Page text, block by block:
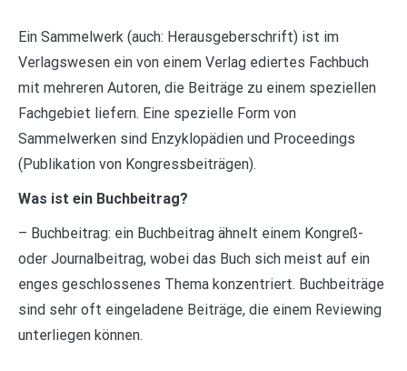
Ein Sammelwerk (auch: Herausgeberschrift) ist im
Verlagswesen ein von einem Verlag ediertes Fachbuch
mit mehreren Autoren, die Beiträge zu einem speziellen
Fachgebiet liefern. Eine spezielle Form von
Sammelwerken sind Enzyklopädien und Proceedings
(Publikation von Kongressbeiträgen).
Was ist ein Buchbeitrag?
– Buchbeitrag: ein Buchbeitrag ähnelt einem Kongreß-
oder Journalbeitrag, wobei das Buch sich meist auf ein
enges geschlossenes Thema konzentriert. Buchbeiträge
sind sehr oft eingeladene Beiträge, die einem Reviewing
unterliegen können.